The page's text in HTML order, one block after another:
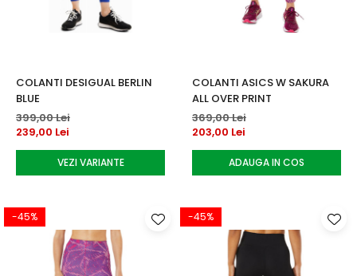
COLANTI DESIGUAL BERLIN
BLUE
399,00 Lei
239,00 Lei
VEZI VARIANTE
COLANTI ASICS W SAKURA
ALL OVER PRINT
369,00 Lei
203,00 Lei
ADAUGA IN COS
-45% -45%